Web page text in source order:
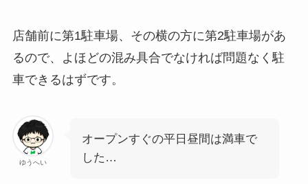
店舗前に第1駐車場、その横の方に第2駐車場があ
るので、よほどの混み具合でなければ問題なく駐
車できるはずです。
ゆうへい
オープンすぐの平日昼間は満車で
した…